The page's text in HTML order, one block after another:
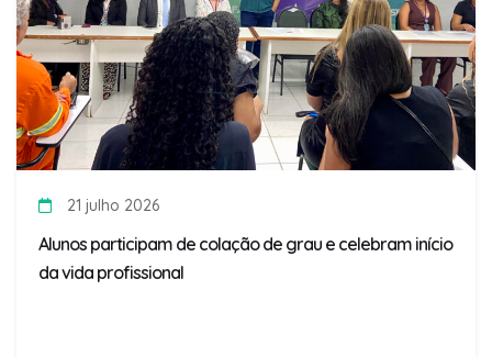
21 julho 2026
Alunos participam de colação de grau e celebram início
da vida profissional